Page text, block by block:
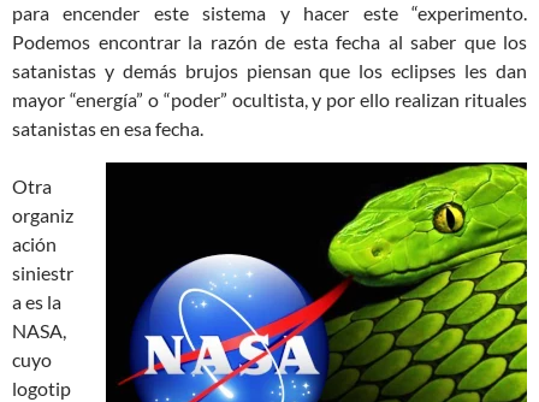
para encender este sistema y hacer este “experimento.
Podemos encontrar la razón de esta fecha al saber que los
satanistas y demás brujos piensan que los eclipses les dan
mayor “energía” o “poder” ocultista, y por ello realizan rituales
satanistas en esa fecha.
Otra
organiz
ación
siniestr
a es la
NASA,
cuyo
logotip